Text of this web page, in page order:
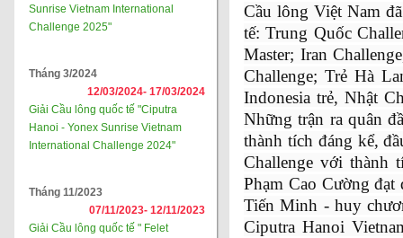
Sunrise Vietnam International
Challenge 2025"
Tháng 3/2024
12/03/2024- 17/03/2024
Giải Cầu lông quốc tế "Ciputra
Hanoi - Yonex Sunrise Vietnam
International Challenge 2024"
Tháng 11/2023
07/11/2023- 12/11/2023
Giải Cầu lông quốc tế " Felet
Cầu lông Việt Nam
tế: Trung Quốc
Master; Iran
Challenge; Trẻ Hà
Indonesia trẻ, Nhật
Những trận ra quân
thành tích đáng kể,
Challenge với thành
Phạm Cao Cường
Tiến Minh - huy
Ciputra Hanoi